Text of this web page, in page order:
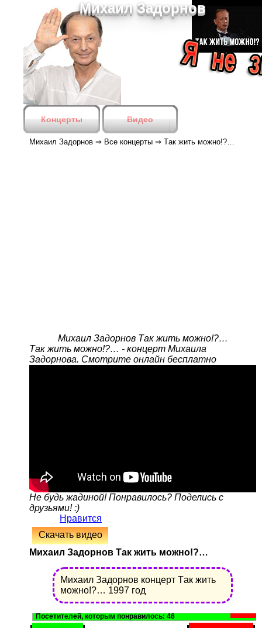
Михаил Задорнов
Концерты Видео
Михаил Задорнов ⇒ Все концерты ⇒ Tак жить можно!?…
Михаил Задорнов Tак жить можно!?…
Tак жить можно!?… - концерт Михаила
Задорнова. Смотрите онлайн бесплатно
Не будь жадиной! Понравилось? Поделись с
друзьями! :)
Нравится
Скачать видео
Михаил Задорнов Tак жить можно!?…
Михаил Задорнов концерт Tак жить
можно!?… 1997 год
46